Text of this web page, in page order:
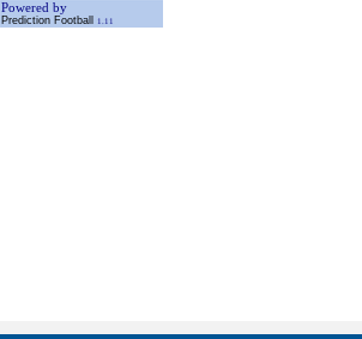
Powered by
Prediction Football 1.11